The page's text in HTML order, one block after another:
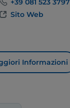
+39 081 523 3797
Sito Web
Informazioni